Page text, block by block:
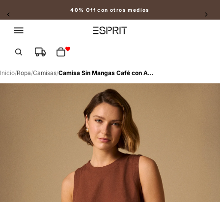
40% Off con otros medios
Slide 2 of 2
Inicio/Ropa/Camisas/ Camisa Sin Mangas Café con Abertura Posterior - Café